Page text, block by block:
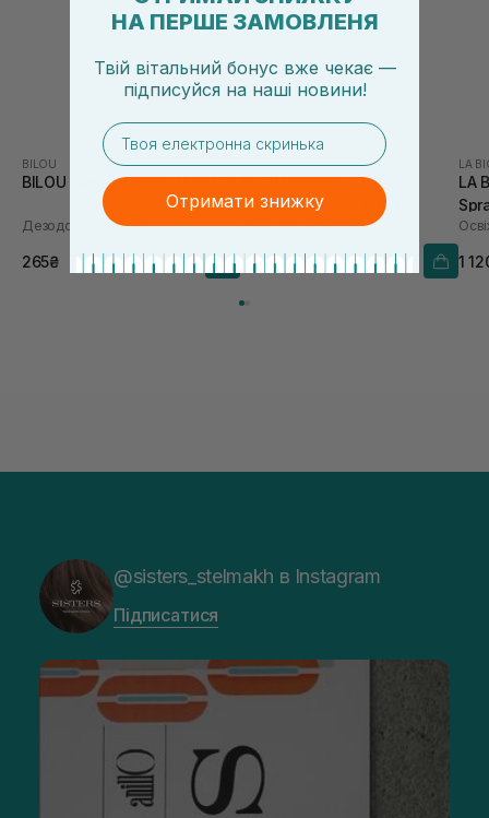
BILOU
BILOU Flashy Flower 150 мл
Дезодорант-спрей
265₴
BILOU
BILOU Deodorant Spray
Spring Meadow 150 мл
Дезодорант-спрей
265₴
LA
LA
1
@sisters_stelmakh в Instagram
Підписатися
НА ПЕРШЕ ЗАМОВЛЕНЯ
Твій вітальний бонус вже чекає —
підписуйся на наші новини!
email
Отримати знижку